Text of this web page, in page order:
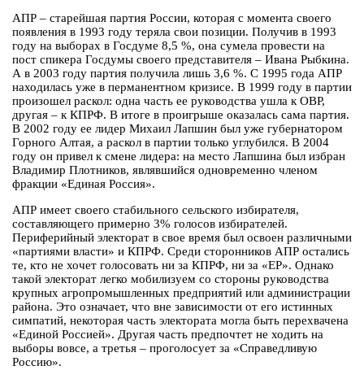
АПР – старейшая партия России, которая с момента своего
появления в 1993 году теряла свои позиции. Получив в 1993
году на выборах в Госдуме 8,5 %, она сумела провести на
пост спикера Госдумы своего представителя – Ивана Рыбкина.
А в 2003 году партия получила лишь 3,6 %. С 1995 года АПР
находилась уже в перманентном кризисе. В 1999 году в партии
произошел раскол: одна часть ее руководства ушла к ОВР,
другая – к КПРФ. В итоге в проигрыше оказалась сама партия.
В 2002 году ее лидер Михаил Лапшин был уже губернатором
Горного Алтая, а раскол в партии только углубился. В 2004
году он привел к смене лидера: на место Лапшина был избран
Владимир Плотников, являвшийся одновременно членом
фракции «Единая Россия».
АПР имеет своего стабильного сельского избирателя,
составляющего примерно 3% голосов избирателей.
Периферийный электорат в свое время был освоен различными
«партиями власти» и КПРФ. Среди сторонников АПР остались
те, кто не хочет голосовать ни за КПРФ, ни за «ЕР». Однако
такой электорат легко мобилизуем со стороны руководства
крупных агропромышленных предприятий или администрации
района. Это означает, что вне зависимости от его истинных
симпатий, некоторая часть электората могла быть перехвачена
«Единой Россией». Другая часть предпочтет не ходить на
выборы вовсе, а третья – проголосует за «Справедливую
Россию».